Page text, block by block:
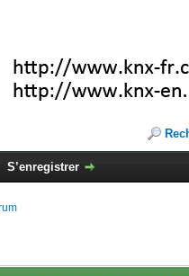
S’enregistrer